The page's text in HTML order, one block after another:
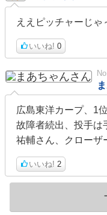
ええピッチャーじゃ
いいね! 0
広島東洋カープ、1
故障者続出、投手は
祐輔さん、クローザ
いいね! 2